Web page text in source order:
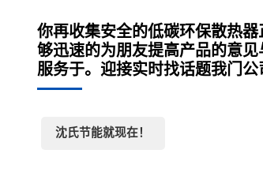
你再收集安全的低碳环保散热
够迅速的为朋友提高产品的意
服务于。迎接实时找话题我门公
沈氏节能就现在！